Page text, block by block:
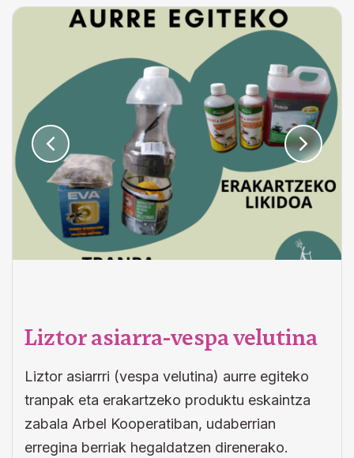
Liztor asiarra-vespa velutina
Liztor asiarrri (vespa velutina) aurre egiteko
tranpak eta erakartzeko produktu eskaintza
zabala Arbel Kooperatiban, udaberrian
erregina berriak hegaldatzen direnerako.